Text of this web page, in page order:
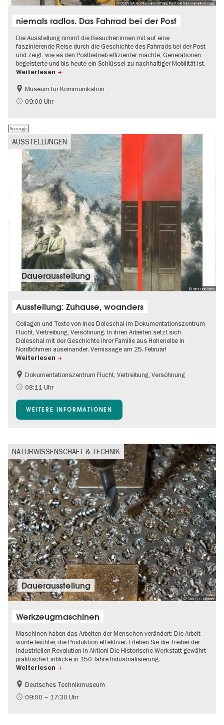
© CC BY SA 4.0 Museumsstiftung Post und Telekommunikation.jpg
niemals radlos. Das Fahrrad bei der Post
Die Ausstellung nimmt die Besucher:innen mit auf eine
faszinierende Reise durch die Geschichte des Fahrrads bei der Post
und zeigt, wie es den Postbetrieb effizienter machte, Generationen
begeisterte und bis heute ein Schlüssel zu nachhaltiger Mobilität ist.
Weiterlesen
Geschichte
Nachhaltigkeit
Museum für Kommunikation
09:00 Uhr
AUSSTELLUNGEN
Anzeige
© Ines Doleschal
Dauer­aus­stel­lung
Ausstellung: Zuhause, woanders
Collagen und Texte von Ines Doleschal im Dokumentationszentrum
Flucht, Vertreibung, Versöhnung. In ihren Arbeiten setzt sich
Doleschal mit der Geschichte ihrer Familie aus Hohenelbe in
Nordböhmen auseinander. Vernissage am 25. Februar!
Weiterlesen
Dokumentationszentrum Flucht, Vertreibung, Versöhnung
08:11 Uhr
WEITERE INFORMATIONEN
NATURWISSENSCHAFT & TECHNIK
© SDTB / C. Kirchner
Dauer­aus­stel­lung
Werkzeugmaschinen
Maschinen haben das Arbeiten der Menschen verändert: Die Arbeit
wurde leichter, die Produktion effektiver. Erleben Sie die Treiber der
Industriellen Revolution in Aktion! Die Historische Werkstatt gewährt
praktische Einblicke in 150 Jahre Industrialisierung.
Weiterlesen
Geschichte
Deutsches Technikmuseum
09:00 – 17:30 Uhr